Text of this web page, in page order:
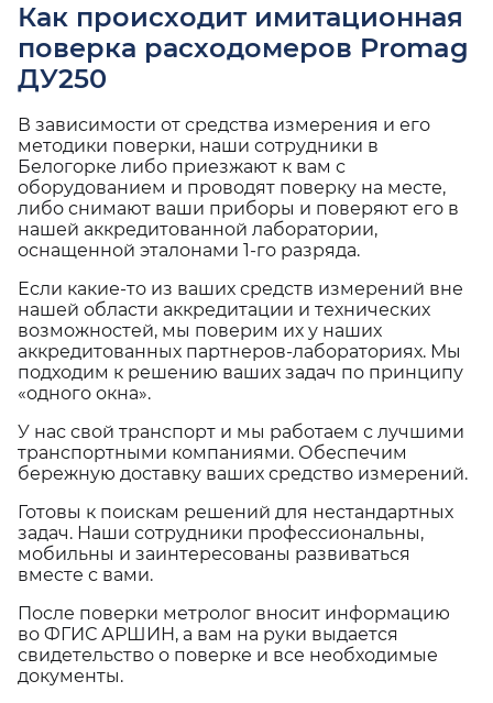
Как происходит имитационная
поверка расходомеров Promag
ДУ250
В зависимости от средства измерения и его
методики поверки, наши сотрудники в
Белогорке либо приезжают к вам с
оборудованием и проводят поверку на месте,
либо снимают ваши приборы и поверяют его в
нашей аккредитованной лаборатории,
оснащенной эталонами 1-го разряда.
Если какие-то из ваших средств измерений вне
нашей области аккредитации и технических
возможностей, мы поверим их у наших
аккредитованных партнеров-лабораториях. Мы
подходим к решению ваших задач по принципу
«одного окна».
У нас свой транспорт и мы работаем с лучшими
транспортными компаниями. Обеспечим
бережную доставку ваших средство измерений.
Готовы к поискам решений для нестандартных
задач. Наши сотрудники профессиональны,
мобильны и заинтересованы развиваться
вместе с вами.
После поверки метролог вносит информацию
во ФГИС АРШИН, а вам на руки выдается
свидетельство о поверке и все необходимые
документы.